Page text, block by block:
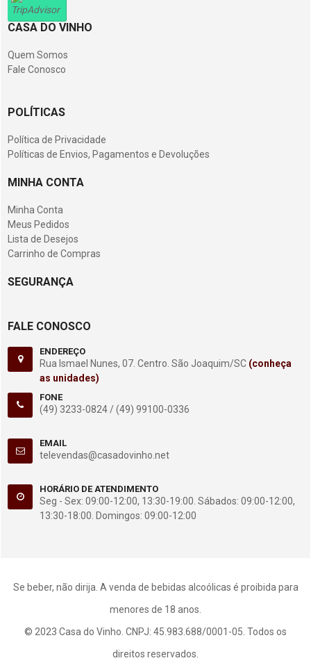
CASA DO VINHO
Quem Somos
Fale Conosco
POLÍTICAS
Política de Privacidade
Políticas de Envios, Pagamentos e Devoluções
MINHA CONTA
Minha Conta
Meus Pedidos
Lista de Desejos
Carrinho de Compras
SEGURANÇA
FALE CONOSCO
ENDEREÇO
Rua Ismael Nunes, 07. Centro. São Joaquim/SC (conheça
as unidades)
FONE
(49) 3233-0824 /(49) 99100-0336
EMAIL
televendas@casadovinho.net
HORÁRIO DE ATENDIMENTO
Seg - Sex: 09:00-12:00, 13:30-19:00. Sábados: 09:00-12:00,
13:30-18:00. Domingos: 09:00-12:00
Se beber, não dirija. A venda de bebidas alcoólicas é proibida para
menores de 18 anos.
© 2023 Casa do Vinho. CNPJ: 45.983.688/0001-05. Todos os
direitos reservados.